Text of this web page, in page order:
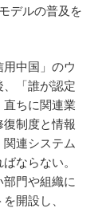
デルの普及を
中国」のウ
、「誰が認定
直ちに関連業
制度と情報
連システム
ならない。
門や組織に
開設し、